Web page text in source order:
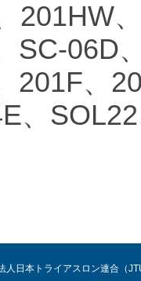
201HW
SC-06D
201F、
、
人日本トライアスロン連合（